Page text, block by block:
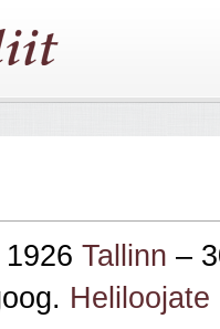
Tallinn –
Heliloojate